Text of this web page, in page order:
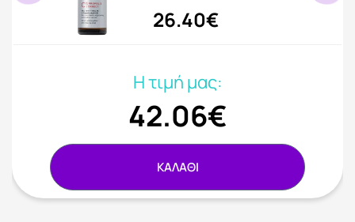
26.40€
Η τιμή μας:
42.06€
ΚΑΛΑΘΙ